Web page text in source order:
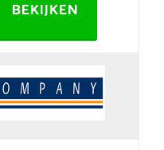
BEKIJKEN